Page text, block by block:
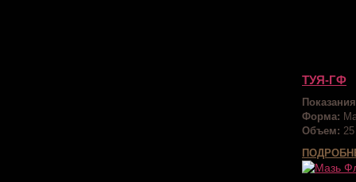
ТУЯ-ГФ
Форма:
Объем: